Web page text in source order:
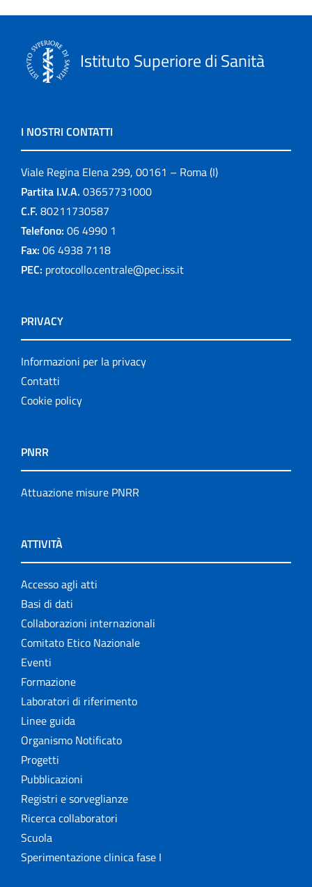
Istituto Superiore di Sanità
I NOSTRI CONTATTI
Viale Regina Elena 299, 00161 – Roma (I)
Partita I.V.A. 03657731000
C.F. 80211730587
Telefono: 06 4990 1
Fax: 06 4938 7118
PEC: protocollo.centrale@pec.iss.it
PRIVACY
Informazioni per la privacy
Contatti
Cookie policy
PNRR
Attuazione misure PNRR
ATTIVITÀ
Accesso agli atti
Basi di dati
Collaborazioni internazionali
Comitato Etico Nazionale
Eventi
Formazione
Laboratori di riferimento
Linee guida
Organismo Notificato
Progetti
Pubblicazioni
Registri e sorveglianze
Ricerca collaboratori
Scuola
Sperimentazione clinica fase I